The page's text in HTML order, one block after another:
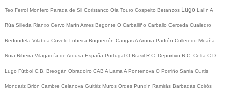
Teo Ferrol Monfero Parada de Sil Coristanco Oia Touro Cospeito Betanzos Lugo Lalín A
Rúa Silleda Rianxo Cervo Marín Ames Begonte O Carballiño Carballo Cerceda Cualedro
Redondela Vilaboa Covelo Lobeira Boqueixón CangasA Arnoia Padrón Culleredo Moaña
Noia Ribeira Vilagarcía de Arousa España Portugal O Brasil R.C. Deportivo R.C. Celta C.D.
Lugo Fútbol C.B. Breogán Obradoiro CAB A Lama A Pontenova O Porriño Sarria Curtis
Mondariz Brión Cambre Celanova Guitiriz Muros Ordes Punxín Ramirás Barbadás Coirós